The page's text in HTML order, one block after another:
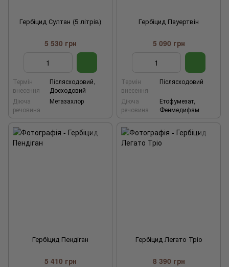
Гербіцид Султан (5 літрів)
5 530 грн
Термін
внесення
Післясходовий,
Досходовий
Діюча
речовина
Метазахлор
Гербіцид Пауертвін
5 090 грн
Термін
внесення
Післясходовий
Діюча
речовина
Етофумезат,
Фенмедифам
Гербіцид Пендіган
5 410 грн
Гербіцид Легато Тріо
8 390 грн